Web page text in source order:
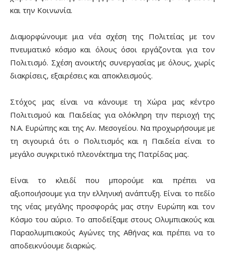
και την Κοινωνία.
Διαμορφώνουμε μια νέα σχέση της Πολιτείας με τον
πνευματικό κόσμο και όλους όσοι εργάζονται για τον
Πολιτισμό. Σχέση ανοικτής συνεργασίας με όλους, χωρίς
διακρίσεις, εξαιρέσεις και αποκλεισμούς.
Στόχος μας είναι να κάνουμε τη Χώρα μας κέντρο
Πολιτισμού και Παιδείας για ολόκληρη την περιοχή της
Ν.Α. Ευρώπης και της Αν. Μεσογείου. Να προχωρήσουμε με
τη σιγουριά ότι ο Πολιτισμός και η Παιδεία είναι το
μεγάλο συγκριτικό πλεονέκτημα της Πατρίδας μας.
Είναι το κλειδί που μπορούμε και πρέπει να
αξιοποιήσουμε για την ελληνική ανάπτυξη. Είναι το πεδίο
της νέας μεγάλης προσφοράς μας στην Ευρώπη και τον
Κόσμο του αύριο. Το αποδείξαμε στους Ολυμπιακούς και
Παραολυμπιακούς Αγώνες της Αθήνας και πρέπει να το
αποδεικνύουμε διαρκώς.